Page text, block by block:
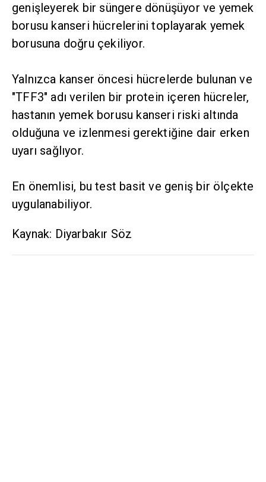
genişleyerek bir süngere dönüşüyor ve yemek
borusu kanseri hücrelerini toplayarak yemek
borusuna doğru çekiliyor.
Yalnızca kanser öncesi hücrelerde bulunan ve
"TFF3" adı verilen bir protein içeren hücreler,
hastanın yemek borusu kanseri riski altında
olduğuna ve izlenmesi gerektiğine dair erken
uyarı sağlıyor.
En önemlisi, bu test basit ve geniş bir ölçekte
uygulanabiliyor.
Kaynak: Diyarbakır Söz